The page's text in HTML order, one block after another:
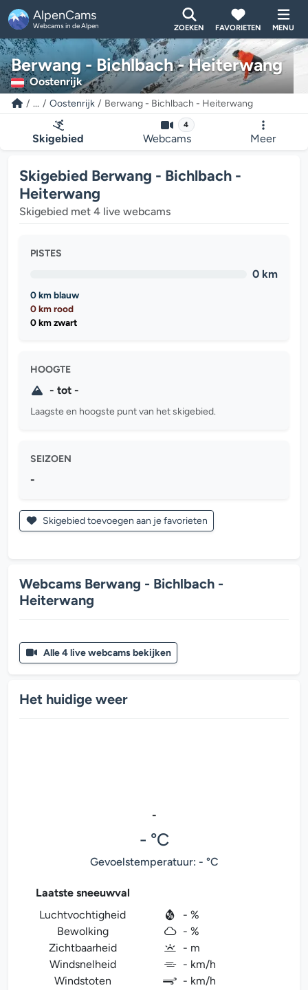
AlpenCams
Webcams in de Alpen ZOEKEN FAVORIETEN MENU
Berwang - Bichlbach - Heiterwang
Oostenrijk
... Oostenrijk Berwang - Bichlbach - Heiterwang
Skigebied
4
Webcams Meer
Skigebied Berwang - Bichlbach -
Heiterwang
Skigebied met 4 live webcams
PISTES
0 km
0 km blauw
0 km rood
0 km zwart
HOOGTE
- tot -
Laagste en hoogste punt van het skigebied.
SEIZOEN
-
Skigebied toevoegen aan je favorieten
Webcams Berwang - Bichlbach -
Heiterwang
Alle 4 live webcams bekijken
Het huidige weer
-
- °C
Gevoelstemperatuur: - °C
Laatste sneeuwval
Luchtvochtigheid
- %
Bewolking
- %
Zichtbaarheid
- m
Windsnelheid
- km/h
Windstoten
- km/h